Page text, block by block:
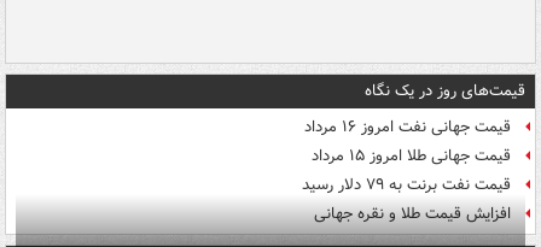
قیمت‌های روز در یک نگاه
قیمت جهانی نفت امروز ۱۶ مرداد
قیمت جهانی طلا امروز ۱۵ مرداد
قیمت نفت برنت به ۷۹ دلار رسید
افزایش قیمت طلا و نقره جهانی